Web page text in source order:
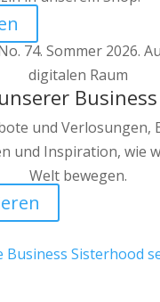
und Verlosungen,
und Inspiration, wie
Welt bewegen.